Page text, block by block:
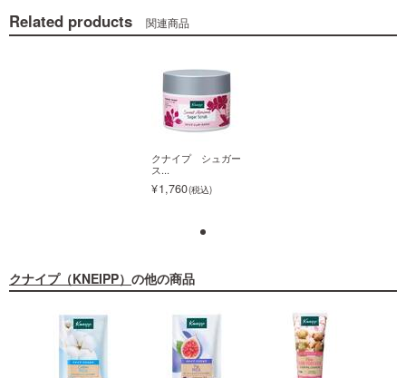
Related products 関連商品
クナイプ シュガー
ス...
1,760
クナイプ シュガー
1,760
クナイプ（KNEIPP） の他の商品